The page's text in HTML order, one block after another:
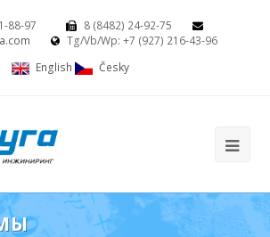
88-97
8 (8482) 24-92-75
Tg/Vb/Wp: +7 (927) 216-43-96
English
Česky